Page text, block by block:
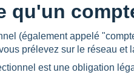
qu'un
(également appelé
prélevez sur le réseau et
est une obligation